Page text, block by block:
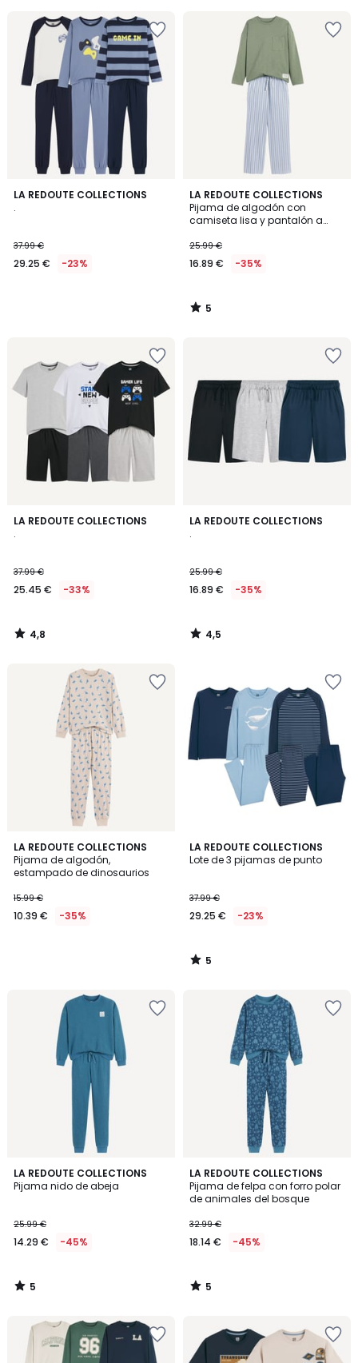
LA REDOUTE COLLECTIONS
.
37.99 €
29.25 € -23%
LA REDOUTE COLLECTIONS
Pijama de algodón con
camiseta lisa y pantalón a
25.99 €
16.89 € -35%
5
/
5
5
/
LA REDOUTE COLLECTIONS
.
37.99 €
25.45 € -33%
4,8
4,8
/
LA REDOUTE COLLECTIONS
.
25.99 €
16.89 € -35%
4,5
4,5
/
LA REDOUTE COLLECTIONS
Pijama de algodón,
estampado de dinosaurios
15.99 €
10.39 € -35%
LA REDOUTE COLLECTIONS
Lote de 3 pijamas de punto
37.99 €
29.25 € -23%
5
/
5
/
LA REDOUTE COLLECTIONS
Pijama nido de abeja
25.99 €
14.29 € -45%
5
/
5
/
LA REDOUTE COLLECTIONS
Pijama de felpa con forro polar
de animales del bosque
32.99 €
18.14 € -45%
5
/
5
5
/